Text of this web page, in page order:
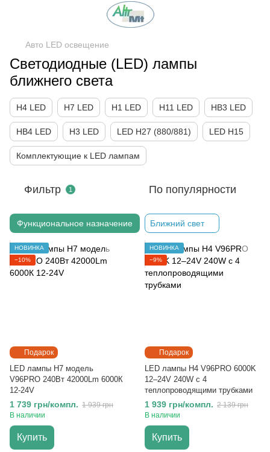
Авто LED освещение
Светодиодные (LED) лампы
ближнего света
H4 LED H7 LED H1 LED H11 LED HB3 LED
HB4 LED H3 LED LED H27 (880/881) LED H15
Комплектующие к LED лампам
Фильтр 1 По популярности
Функциональное назначение Ближний свет
Подарок
НОВИНКА
−10%
LED лампы H7 модель
V96PRO 240Вт 42000Lm 6000К
12-24V
1 739 грн/компл. 1 939 грн
В наличии
Купить
Подарок
НОВИНКА
−9%
LED лампы H4 V96PRO 6000K
12–24V 240W с 4
теплопроводящими трубками
1 939 грн/компл. 2 139 грн
В наличии
Купить